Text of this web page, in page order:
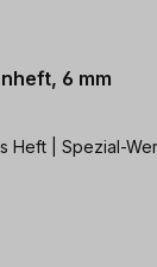
6 mm
Heft | Spezial-